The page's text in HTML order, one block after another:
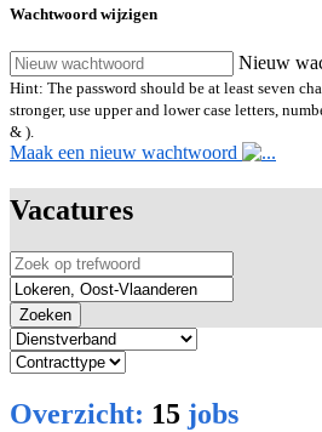
Wachtwoord wijzigen
Nieuw
Hint: The password should be at least seven
stronger, use upper and lower case letters,
& ).
Maak een nieuw wachtwoord
Vacatures
Zoeken
Overzicht: 15 jobs